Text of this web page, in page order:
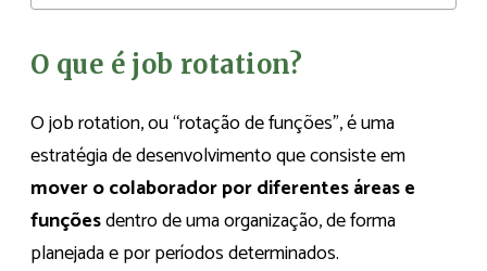
O que é job rotation?
O job rotation, ou “rotação de funções”, é uma
estratégia de desenvolvimento que consiste em
mover o colaborador por diferentes áreas e
funçõesdentro de uma organização, de forma
planejada e por períodos determinados.